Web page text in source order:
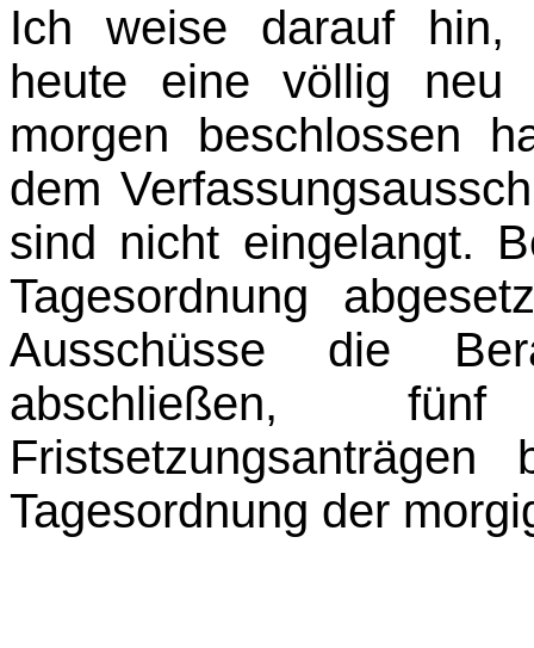
Ich weise darauf hin,
heute eine völlig neu
morgen beschlossen
dem
sind nicht eingelangt.
Tagesordnung
Ausschüsse die
abschließen,
Tagesordnung der